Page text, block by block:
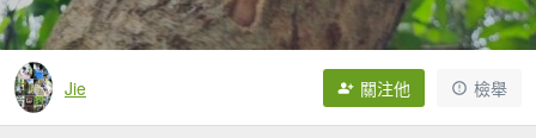
Jie 關注他 檢舉